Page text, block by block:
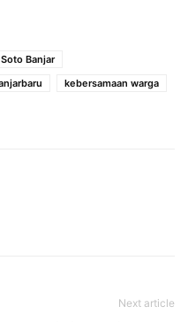
Banjar
kebersamaan warga
Next article